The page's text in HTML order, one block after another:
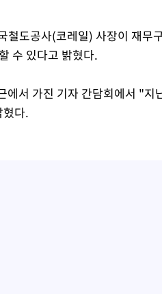
도공사(코레일) 사장이 재무
수 있다고 밝혔다.
서 가진 기자 간담회에서 "지
다.